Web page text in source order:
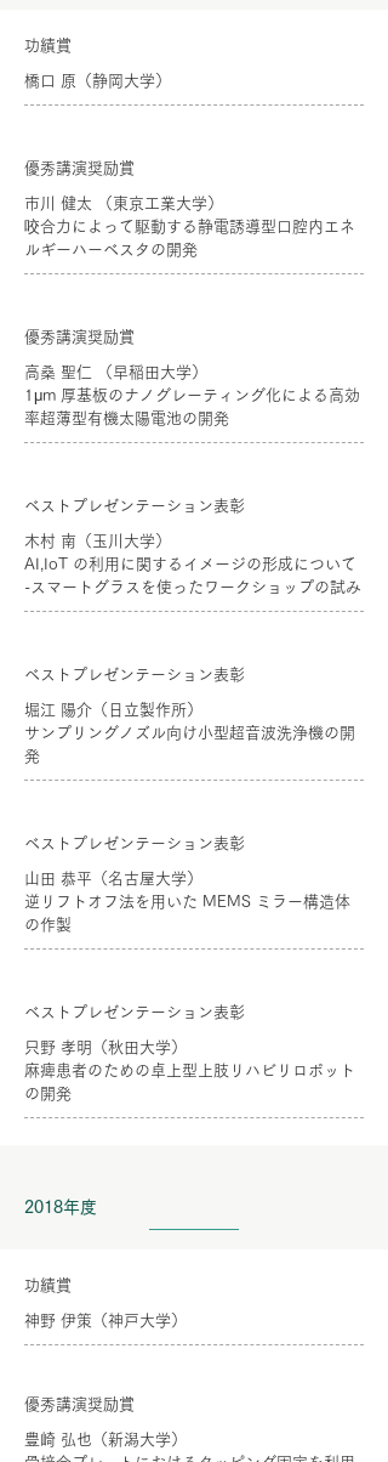
功績賞
橋口 原（静岡大学）
優秀講演奨励賞
市川 健太 （東京工業大学）
咬合力によって駆動する静電誘導型口腔内エネ
ルギーハーベスタの開発
優秀講演奨励賞
高桑 聖仁 （早稲田大学）
1μm 厚基板のナノグレーティング化による高効
率超薄型有機太陽電池の開発
ベストプレゼンテーション表彰
木村 南（玉川大学）
AI,IoT の利用に関するイメージの形成について
-スマートグラスを使ったワークショップの試み
ベストプレゼンテーション表彰
堀江 陽介（日立製作所）
サンプリングノズル向け小型超音波洗浄機の開
発
ベストプレゼンテーション表彰
山田 恭平（名古屋大学）
逆リフトオフ法を用いた MEMS ミラー構造体
の作製
ベストプレゼンテーション表彰
只野 孝明（秋田大学）
麻痺患者のための卓上型上肢リハビリロボット
の開発
2018年度
功績賞
神野 伊策（神戸大学）
優秀講演奨励賞
豊崎 弘也（新潟大学）